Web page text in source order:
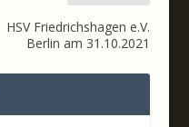
HSV Friedrichshagen e.V.
Berlin am 31.10.2021